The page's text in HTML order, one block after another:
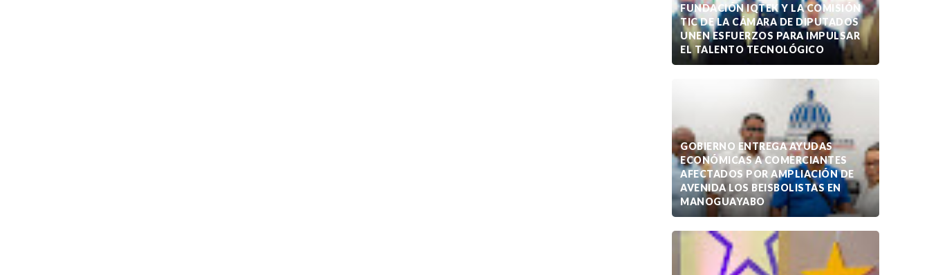
FUNDACIÓN IQTEK Y LA COMISIÓN
TIC DE LA CÁMARA DE DIPUTADOS
UNEN ESFUERZOS PARA IMPULSAR
EL TALENTO TECNOLÓGICO
GOBIERNO ENTREGA AYUDAS
ECONÓMICAS A COMERCIANTES
AFECTADOS POR AMPLIACIÓN DE
AVENIDA LOS BEISBOLISTAS EN
MANOGUAYABO